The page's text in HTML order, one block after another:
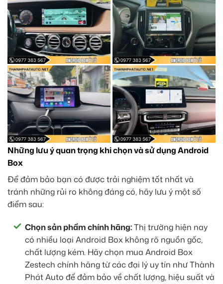
Những lưu ý quan trọng khi chọn và sử dụng Android
Box
Để đảm bảo bạn có được trải nghiệm tốt nhất và
tránh những rủi ro không đáng có, hãy lưu ý một số
điểm sau:
Chọn sản phẩm chính hãng:Thị trường hiện nay
có nhiều loại Android Box không rõ nguồn gốc,
chất lượng kém. Hãy chọn mua Android Box
Zestech chính hãng từ các đại lý uy tín như Thành
Phát Auto để đảm bảo về chất lượng, hiệu suất và